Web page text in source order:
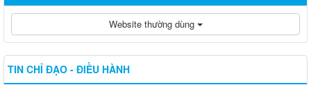
Website thường dùng
TIN CHỈ ĐẠO - ĐIỀU HÀNH